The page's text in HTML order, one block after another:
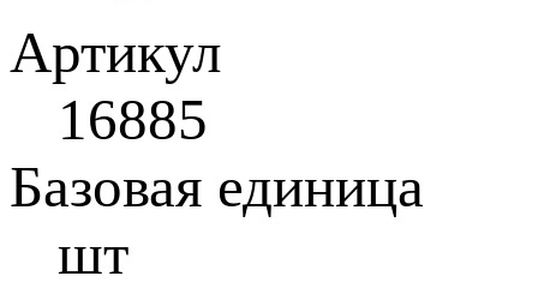
Артикул
16885
Базовая единица
шт